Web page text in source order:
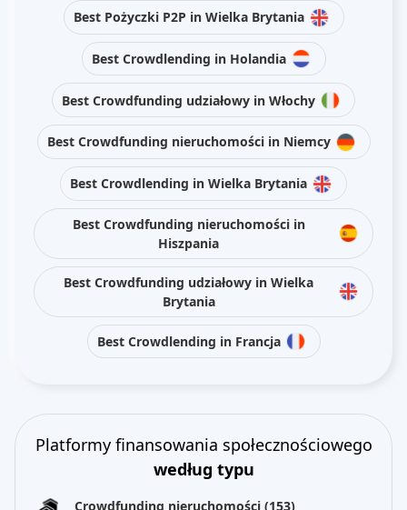
Best Pożyczki P2P in Wielka Brytania
Best Crowdlending in Holandia
Best Crowdfunding udziałowy in Włochy
Best Crowdfunding nieruchomości in Niemcy
Best Crowdlending in Wielka Brytania
Best Crowdfunding nieruchomości in
Hiszpania
Best Crowdfunding udziałowy in Wielka
Brytania
Best Crowdlending in Francja
Platformy finansowania społecznościowego
według typu
Crowdfunding nieruchomości (153)